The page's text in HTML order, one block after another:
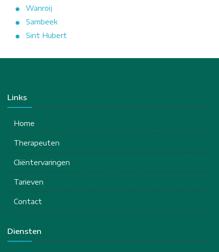
Wanroij
Sambeek
Sint Hubert
Links
Home
Therapeuten
Cliëntervaringen
Tarieven
Contact
Diensten